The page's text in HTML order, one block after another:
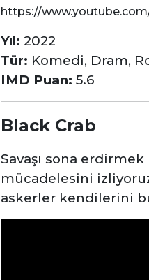
https://
Yıl: 2022
Tür: Komedi, Dram,
IMD Puan: 5.6
Black Crab
Savaşı sona
mücadelesini
askerler kendilerini